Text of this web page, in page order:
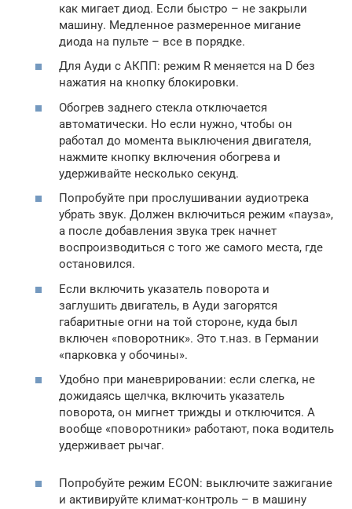
как мигает диод. Если быстро – не закрыли
машину. Медленное размеренное мигание
диода на пульте – все в порядке.
Для Ауди с АКПП: режим R меняется на D без
нажатия на кнопку блокировки.
Обогрев заднего стекла отключается
автоматически. Но если нужно, чтобы он
работал до момента выключения двигателя,
нажмите кнопку включения обогрева и
удерживайте несколько секунд.
Попробуйте при прослушивании аудиотрека
убрать звук. Должен включиться режим «пауза»,
а после добавления звука трек начнет
воспроизводиться с того же самого места, где
остановился.
Если включить указатель поворота и
заглушить двигатель, в Ауди загорятся
габаритные огни на той стороне, куда был
включен «поворотник». Это т.наз. в Германии
«парковка у обочины».
Удобно при маневрировании: если слегка, не
дожидаясь щелчка, включить указатель
поворота, он мигнет трижды и отключится. А
вообще «поворотники» работают, пока водитель
удерживает рычаг.
Попробуйте режим ECON: выключите зажигание
и активируйте климат-контроль – в машину